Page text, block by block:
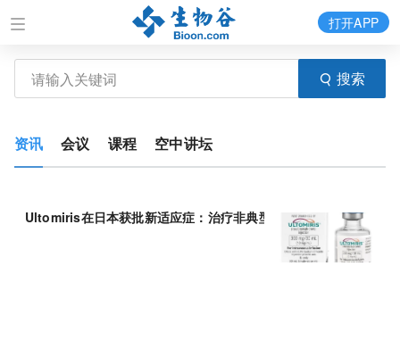
搜索
打开APP
资讯 会议 课程 空中讲坛
Ultomiris在日本获批新适应症：治疗非典型溶血性尿毒综合(